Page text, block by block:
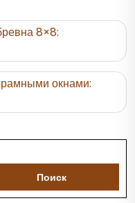
8×8:
окнами:
Поиск